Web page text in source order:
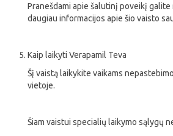
Pranešdami apie šalutinį poveikį
daugiau informacijos apie šio vaisto
Kaip laikyti Verapamil Teva
Šį vaistą laikykite vaikams
vietoje.
Šiam vaistui specialių laikymo sąlygų